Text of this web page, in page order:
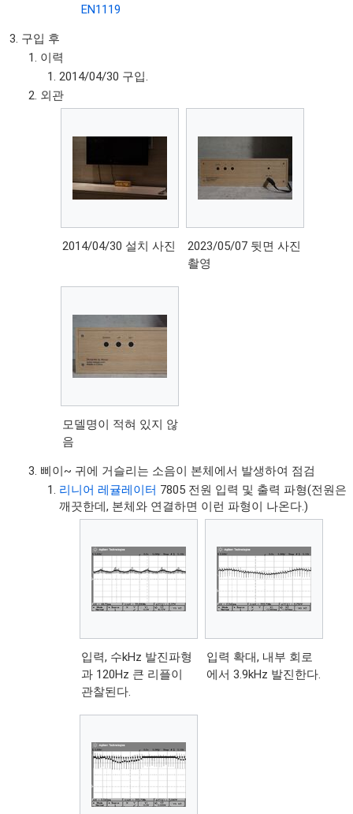
EN1119
구입 후
이력
2014/04/30 구입.
외관
2014/04/30 설치 사진
2023/05/07 뒷면 사진
촬영
모델명이 적혀 있지 않
음
삐이~ 귀에 거슬리는 소음이 본체에서 발생하여 점검
리니어 레귤레이터 7805 전원 입력 및 출력 파형(전원은
깨끗한데, 본체와 연결하면 이런 파형이 나온다.)
입력, 수kHz 발진파형
과 120Hz 큰 리플이
관찰된다.
입력 확대, 내부 회로
에서 3.9kHz 발진한다.